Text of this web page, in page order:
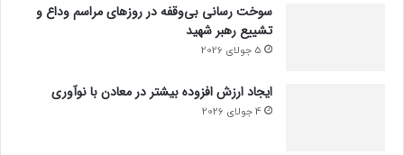
سوخت رسانی بی‌وقفه در روز‌های مراسم وداع و
تشییع رهبر شهید
5 جولای 2026
ایجاد ارزش افزوده بیشتر در معادن با نوآوری
4 جولای 2026